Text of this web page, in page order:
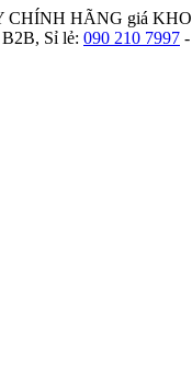
CHÍNH HÃNG giá KHO
Sỉ lẻ: 090 210 7997 -